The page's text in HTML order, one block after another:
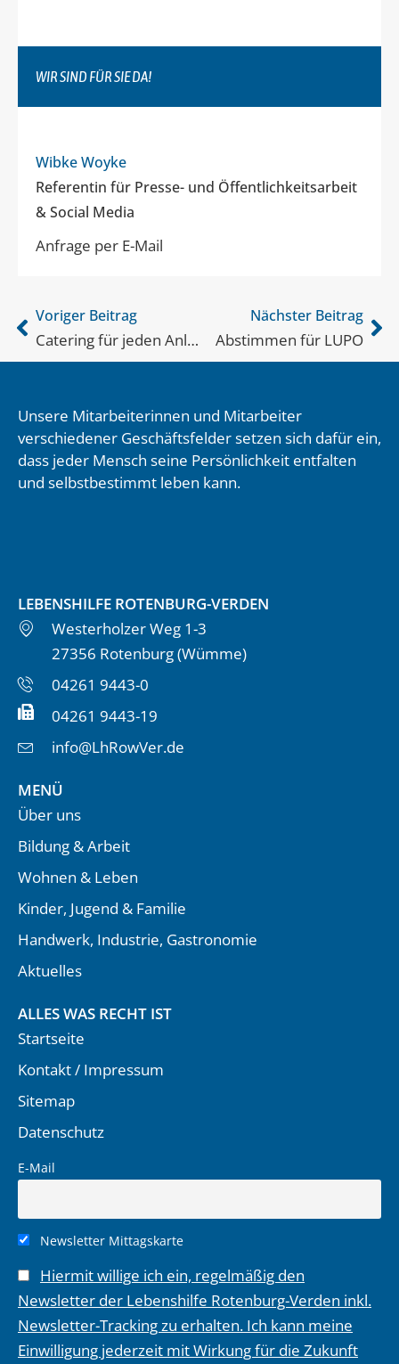
WIR SIND FÜR SIE DA!
Wibke Woyke
Referentin für Presse- und Öffentlichkeitsarbeit
& Social Media
Anfrage per E-Mail
Voriger Beitrag
Catering für jeden Anlass
Nächster Beitrag
Abstimmen für LUPO
Unsere Mitarbeiterinnen und Mitarbeiter
verschiedener Geschäftsfelder setzen sich dafür ein,
dass jeder Mensch seine Persönlichkeit entfalten
und selbstbestimmt leben kann.
LEBENSHILFE ROTENBURG-VERDEN
Westerholzer Weg 1-3
27356 Rotenburg (Wümme)
04261 9443-0
04261 9443-19
info@LhRowVer.de
MENÜ
Über uns
Bildung & Arbeit
Wohnen & Leben
Kinder, Jugend & Familie
Handwerk, Industrie, Gastronomie
Aktuelles
ALLES WAS RECHT IST
Startseite
Kontakt / Impressum
Sitemap
Datenschutz
E-Mail
Newsletter Mittagskarte
Hiermit willige ich ein, regelmäßig den
Newsletter der Lebenshilfe Rotenburg-Verden inkl.
Newsletter-Tracking zu erhalten. Ich kann meine
Einwilligung jederzeit mit Wirkung für die Zukunft